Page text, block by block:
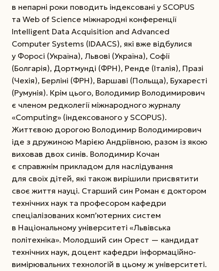
в непарні роки поводить індексовані у SCOPUS
та Web of Science міжнародні конференції
Intelligent Data Acquisition and Advanced
Computer Systems (IDAACS), які вже відбулися
у Форосі (Україна), Львові (Україна), Софії
(Болгарія), Дортмунді (ФРН), Ренде (Італія), Празі
(Чехія), Берліні (ФРН), Варшаві (Польща), Бухаресті
(Румунія). Крім цього, Володимир Володимирович
є членом редколегії міжнародного журналу
«Computing» (індексованого у SCOPUS).
Життєвою дорогою Володимир Володимирович
іде з дружиною Марією Андріївною, разом із якою
виховав двох синів. Володимир Кочан
є справжнім прикладом для наслідування
для своїх дітей, які також вирішили присвятити
своє життя науці. Старший син Роман є доктором
технічних наук та професором кафедри
спеціалізованих комп’ютерних систем
в Національному університеті «Львівська
політехніка». Молодший син Орест — кандидат
технічних наук, доцент кафедри інформаційно-
вимірювальних технологій в цьому ж університеті.